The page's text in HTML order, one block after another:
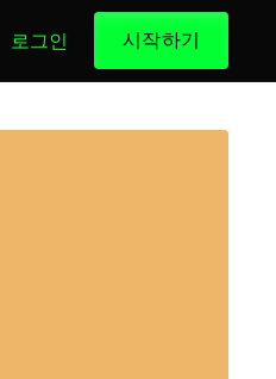
로그인 시작하기